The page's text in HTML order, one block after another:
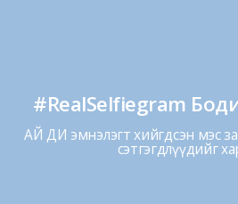
#RealSelfiegram
АЙ ДИ эмнэлэгт хийгдсэн мэс
сэтгэгдлүүдийг